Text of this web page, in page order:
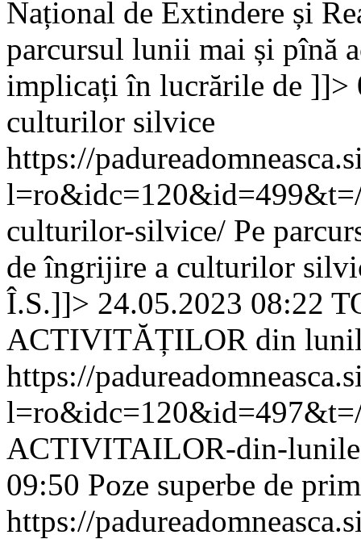
Național de Extindere și
parcursul lunii mai și pînă
implicați în lucrările de ]]>
culturilor silvice
https://
culturilor-silvice/ Pe
de îngrijire a culturilor
Î.S.]]> 24.05.2023 08:22
ACTIVITĂȚILOR din
https://
ACTIVITAILOR-din-
09:50 Poze superbe de
https://